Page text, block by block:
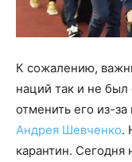
К сожалению,
наций так и не
отменить его из-
Андрея Шевченко.
карантин.